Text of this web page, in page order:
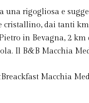
una rigogliosa e
cristallino, dai tanti
in Bevagna, 2
Il B&B Macchia
Macchia